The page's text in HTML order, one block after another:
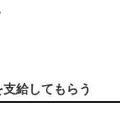
給してもらう